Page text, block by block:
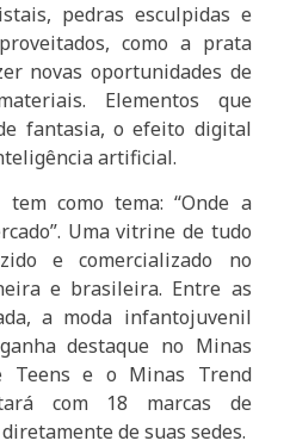
pedras esculpidas e
como a prata
novas oportunidades de
Elementos que
fantasia, o efeito digital
artificial.
como tema: “Onde a
Uma vitrine de tudo
e comercializado no
e brasileira. Entre as
a moda infantojuvenil
destaque no Minas
Teens e o Minas Trend
com 18 marcas de
de suas sedes.